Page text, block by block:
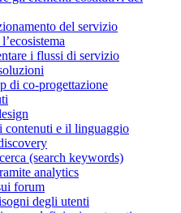
del servizio
i flussi di servizio
di co-progettazione
contenuti e il linguaggio
(search keywords)
analytics
forum
degli utenti